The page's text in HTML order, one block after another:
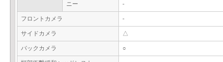
ニー -
フロントカメラ -
サイドカメラ △
バックカメラ ○